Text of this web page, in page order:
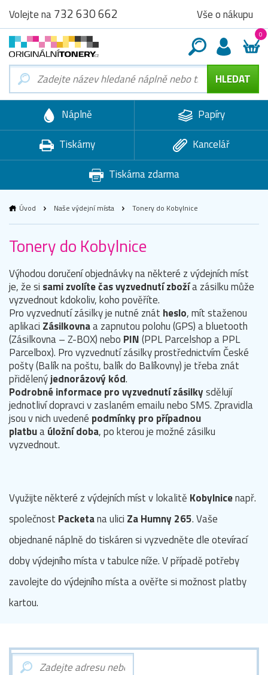
Volejte na732 630 662 Vše o nákupu
0
Náplně
Papíry
Tiskárny
Kancelář
Tiskárna zdarma
Úvod Naše výdejní místa Tonery do Kobylnice
Tonery do Kobylnice
Výhodou doručení objednávky na některé z výdejních míst
je, že si sami zvolíte čas vyzvednutí zbožía zásilku může
vyzvednout kdokoliv, koho pověříte.
Pro vyzvednutí zásilky je nutné znát heslo, mít staženou
aplikaci Zásilkovnaa zapnutou polohu (GPS) a bluetooth
(Zásilkovna – Z-BOX) nebo PIN(PPL Parcelshop a PPL
Parcelbox). Pro vyzvednutí zásilky prostřednictvím České
pošty (Balík na poštu, balík do Balíkovny) je třeba znát
přidělenýjednorázový kód.
Podrobné informace pro vyzvednutí zásilkysdělují
jednotliví dopravci v zaslaném emailu nebo SMS. Zpravidla
jsou v nich uvedené podmínky pro případnou
platbuaúložní doba, po kterou je možné zásilku
vyzvednout.
Využijte některé z výdejních míst v lokalitě Kobylnicenapř.
společnost Packetana ulici Za Humny 265. Vaše
objednané náplně do tiskáren si vyzvedněte dle otevírací
doby výdejního místa v tabulce níže. V případě potřeby
zavolejte do výdejního místa a ověřte si možnost platby
kartou.